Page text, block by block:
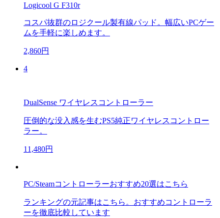
Logicool G F310r
コスパ抜群のロジクール製有線パッド。幅広いPCゲー
ムを手軽に楽しめます。
2,860円
4
DualSense ワイヤレスコントローラー
圧倒的な没入感を生むPS5純正ワイヤレスコントロー
ラー。
11,480円
PC/Steamコントローラーおすすめ20選はこちら
ランキングの元記事はこちら。おすすめコントローラ
ーを徹底比較しています